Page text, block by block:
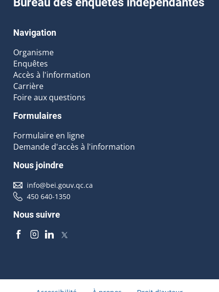
Navigation
Organisme
Enquêtes
Accès à l'information
Carrière
Foire aux questions
Formulaires
Formulaire en ligne
Demande d'accès à l'information
Nous joindre
info@bei.gouv.qc.ca
450 640-1350
Nous suivre